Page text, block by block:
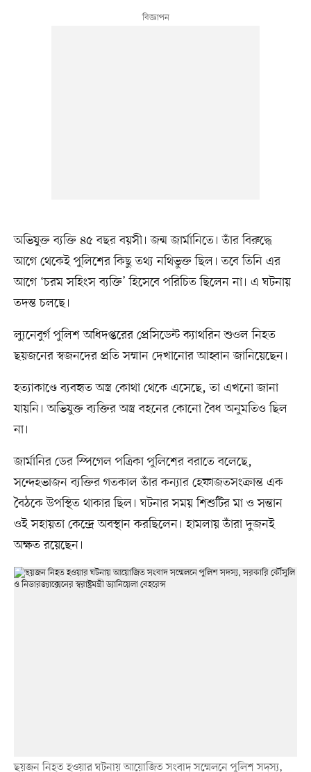
অভিযুক্ত ব্যক্তি ৪৫ বছর বয়সী। জন্ম জার্মানিতে। তাঁর বিরুদ্ধে
আগে থেকেই পুলিশের কিছু তথ্য নথিভুক্ত ছিল। তবে তিনি এর
আগে ‘চরম সহিংস ব্যক্তি’ হিসেবে পরিচিত ছিলেন না। এ ঘটনায়
তদন্ত চলছে।
ল্যুনেবুর্গ পুলিশ অধিদপ্তরের প্রেসিডেন্ট ক্যাথরিন শুওল নিহত
ছয়জনের স্বজনদের প্রতি সম্মান দেখানোর আহ্বান জানিয়েছেন।
হত্যাকাণ্ডে ব্যবহৃত অস্ত্র কোথা থেকে এসেছে, তা এখনো জানা
যায়নি। অভিযুক্ত ব্যক্তির অস্ত্র বহনের কোনো বৈধ অনুমতিও ছিল
না।
জার্মানির ডের স্পিগেল পত্রিকা পুলিশের বরাতে বলেছে,
সন্দেহভাজন ব্যক্তির গতকাল তাঁর কন্যার হেফাজতসংক্রান্ত এক
বৈঠকে উপস্থিত থাকার ছিল। ঘটনার সময় শিশুটির মা ও সন্তান
ওই সহায়তা কেন্দ্রে অবস্থান করছিলেন। হামলায় তাঁরা দুজনই
অক্ষত রয়েছেন।
ছয়জন নিহত হওয়ার ঘটনায় আয়োজিত সংবাদ সম্মেলনে পুলিশ সদস্য,